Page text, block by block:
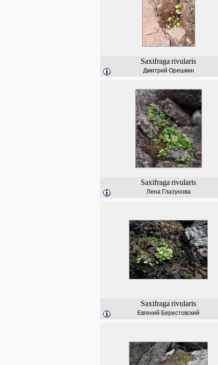
Saxifraga rivularis
Дмитрий Орешкин
Saxifraga rivularis
Лена Глазунова
Saxifraga rivularis
Евгений Берестовский